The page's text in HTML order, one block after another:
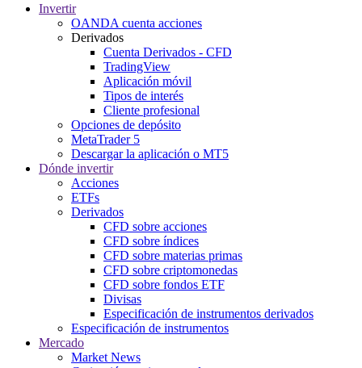
Invertir
OANDA cuenta acciones
Derivados
Cuenta Derivados - CFD
TradingView
Aplicación móvil
Tipos de interés
Cliente profesional
Opciones de depósito
MetaTrader 5
Descargar la aplicación o MT5
Dónde invertir
Acciones
ETFs
Derivados
CFD sobre acciones
CFD sobre índices
CFD sobre materias primas
CFD sobre criptomonedas
CFD sobre fondos ETF
Divisas
Especificación de instrumentos derivados
Especificación de instrumentos
Mercado
Market News